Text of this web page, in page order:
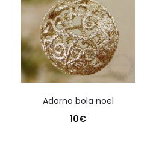
adorno bola noel
10€